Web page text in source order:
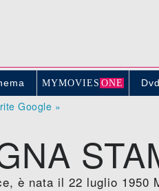
MYMOVIE S ONE Dvd
Google »
è nata il 22 luglio 1950